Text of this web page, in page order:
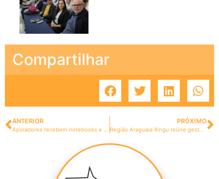
Compartilhar
ANTERIOR
Apoiadores recebem notebooks e secretários de saúde ganham mochilas
PRÓXIMO
Região Araguaia Xingu reúne gestores no CGM e CIR